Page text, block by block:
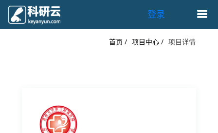
登录
首页 / 项目中心 / 项目详情